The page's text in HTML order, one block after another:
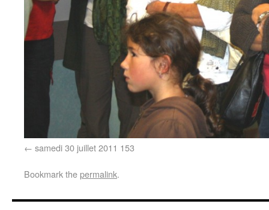
samedi 30 juillet 2011 153
Bookmark thepermalink.